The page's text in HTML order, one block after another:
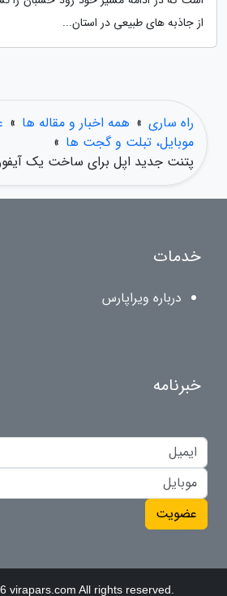
از جاذبه های طبیعی در استان...
راه ساری » همه اخبار و مقاله ها »
موبایل، تبلت و گجت ها »
پتنت جدید اپل برای ساخت یک
خدمات
درباره ویراپارس
خبرنامه
عضویت
virapars.com All rights reserved.